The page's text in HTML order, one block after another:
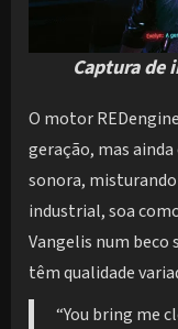
Captura de
O motor
geração, mas
sonora,
industrial, soa
Vangelis num beco
têm qualidade
“You bring me